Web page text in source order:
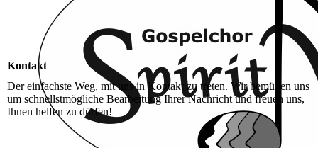
Kontakt
Der einfachste Weg, mit uns in Kontakt zu treten. Wir bemühen uns
um schnellstmögliche Bearbeitung Ihrer Nachricht und freuen uns,
Ihnen helfen zu dürfen!